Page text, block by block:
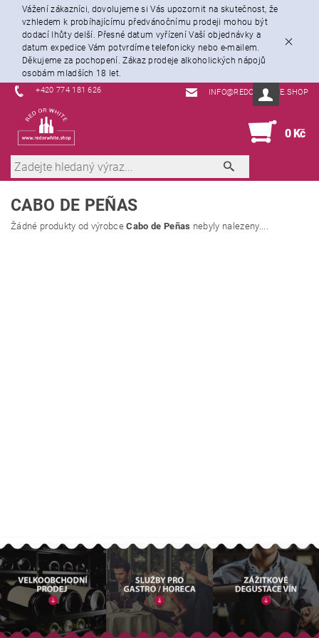
Vážení zákazníci, dovolujeme si Vás upozornit na skutečnost, že
vzhledem k probíhajícímu předvánočnímu prodeji mohou být
dodací lhůty delší. Přesné datum vyřízení Vaší objednávky a
datum expedice Vám potvrdíme telefonicky nebo e-mailem.
Děkujeme za pochopení. Zákaz prodeje alkoholických nápojů
osobám mladších 18 let.
+420 774 181 626 INFO@REDORWHITE.SHOP
0 Kč
CABO DE PEÑAS
Žádné produkty od výrobceCabo de Peñas nebyly nalezeny....